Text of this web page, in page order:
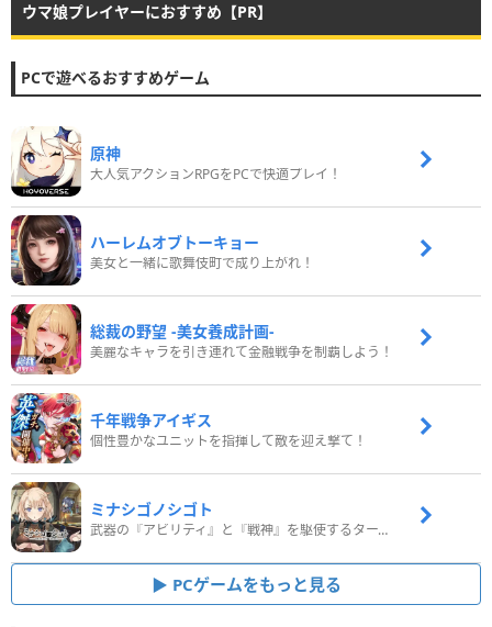
ウマ娘プレイヤーにおすすめ【PR】
PCで遊べるおすすめゲーム
原神
大人気アクションRPGをPCで快適プレイ！
ハーレムオブトーキョー
美女と一緒に歌舞伎町で成り上がれ！
総裁の野望 -美女養成計画-
美麗なキャラを引き連れて金融戦争を制覇しよう！
千年戦争アイギス
個性豊かなユニットを指揮して敵を迎え撃て！
ミナシゴノシゴト
武器の『アビリティ』と『戦神』を駆使するターン制コマンドバトルRPG！
PCゲームをもっと見る